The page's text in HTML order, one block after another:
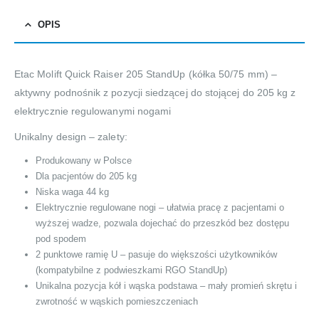
OPIS
Etac Molift Quick Raiser 205 StandUp (kółka 50/75 mm) –
aktywny podnośnik z pozycji siedzącej do stojącej do 205 kg z
elektrycznie regulowanymi nogami
Unikalny design – zalety:
Produkowany w Polsce
Dla pacjentów do 205 kg
Niska waga 44 kg
Elektrycznie regulowane nogi – ułatwia pracę z pacjentami o
wyższej wadze, pozwala dojechać do przeszkód bez dostępu
pod spodem
2 punktowe ramię U – pasuje do większości użytkowników
(kompatybilne z podwieszkami RGO StandUp)
Unikalna pozycja kół i wąska podstawa – mały promień skrętu i
zwrotność w wąskich pomieszczeniach